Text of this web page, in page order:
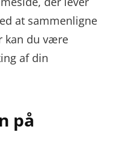
at sammenligne
kan du være
af din
på